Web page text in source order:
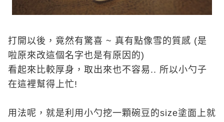
打開以後，竟然有驚喜 ~ 真有點像雪的質感 (是
啦原來改這個名字也是有原因的)
看起來比較厚身，取出來也不容易.. 所以小勺子
在這裡幫得上忙!
用法呢，就是利用小勺挖一顆碗豆的size塗面上就